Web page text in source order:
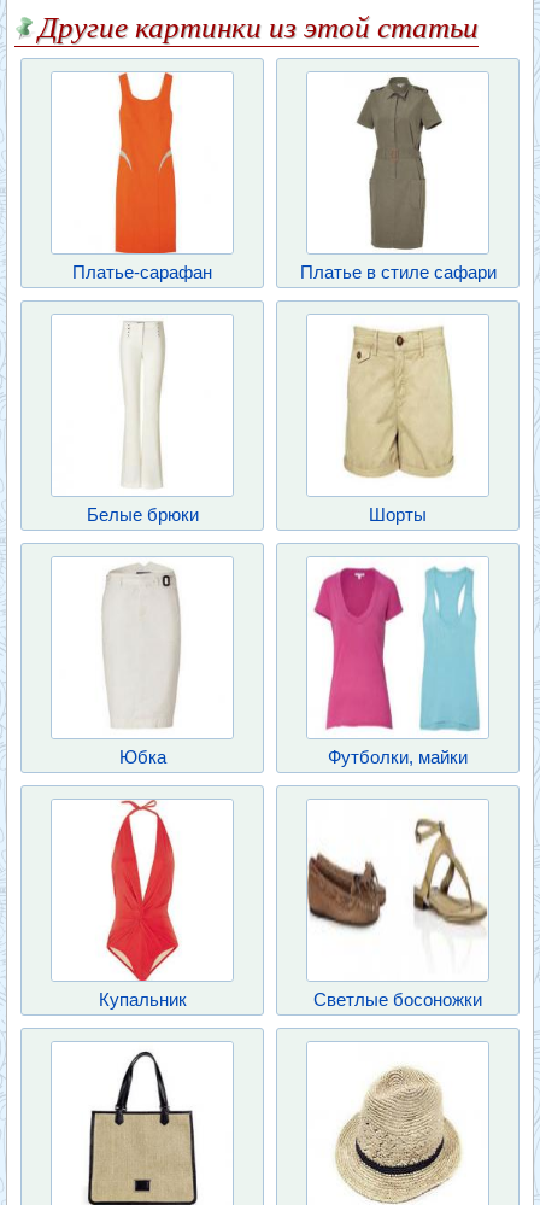
Другие картинки из этой статьи
Платье-сарафан Платье в стиле сафари
Белые брюки Шорты
Юбка Футболки, майки
Купальник Светлые босоножки